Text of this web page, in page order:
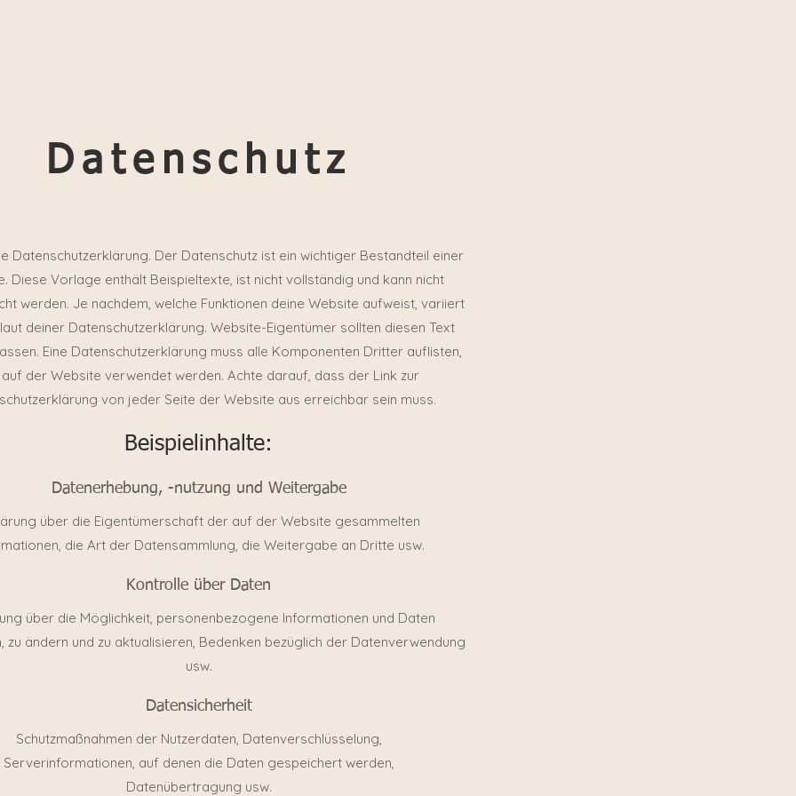
Datenschutz
Datenschutzerklärung. Der Datenschutz ist ein wichtiger Bestandteil einer
Diese Vorlage enthält Beispieltexte, ist nicht vollständig und kann nicht
werden. Je nachdem, welche Funktionen deine Website aufweist, variiert
deiner Datenschutzerklärung. Website-Eigentümer sollten diesen Text
Eine Datenschutzerklärung muss alle Komponenten Dritter auflisten,
der Website verwendet werden. Achte darauf, dass der Link zur
von jeder Seite der Website aus erreichbar sein muss.
Beispielinhalte:
Datenerhebung, -nutzung und Weitergabe
über die Eigentümerschaft der auf der Website gesammelten
die Art der Datensammlung, die Weitergabe an Dritte usw.
Kontrolle über Daten
über die Möglichkeit, personenbezogene Informationen und Daten
zu ändern und zu aktualisieren, Bedenken bezüglich der Datenverwendung
usw.
Datensicherheit
Schutzmaßnahmen der Nutzerdaten, Datenverschlüsselung,
Serverinformationen, auf denen die Daten gespeichert werden,
Datenübertragung usw.